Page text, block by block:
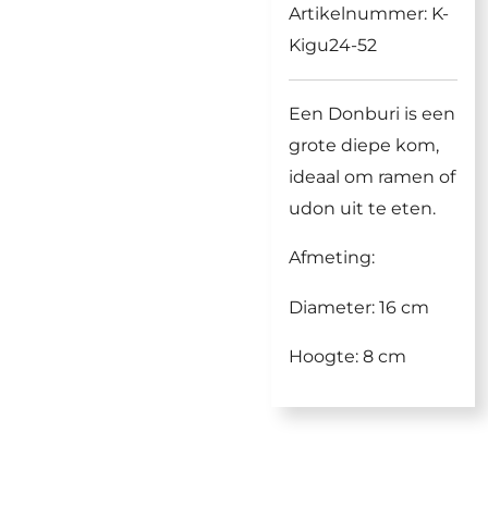
Artikelnummer: K-
Kigu24-52
Een Donburi is een
grote diepe kom,
ideaal om ramen of
udon uit te eten.
Afmeting:
Diameter: 16 cm
Hoogte: 8 cm